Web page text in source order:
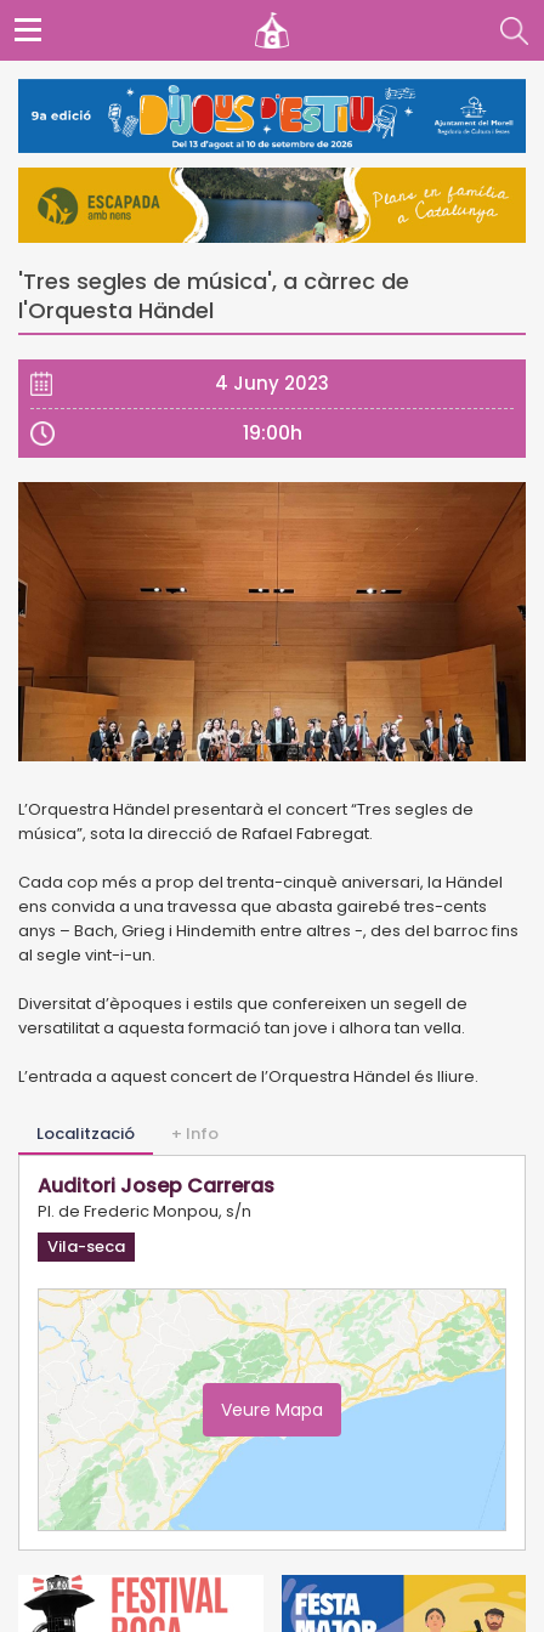
'Tres segles de música', a càrrec de
l'Orquesta Händel
4 Juny 2023
19:00h
L’Orquestra Händel presentarà el concert “Tres segles de
música”, sota la direcció de Rafael Fabregat.
Cada cop més a prop del trenta-cinquè aniversari, la Händel
ens convida a una travessa que abasta gairebé tres-cents
anys – Bach, Grieg i Hindemith entre altres -, des del barroc fins
al segle vint-i-un.
Diversitat d’èpoques i estils que confereixen un segell de
versatilitat a aquesta formació tan jove i alhora tan vella.
L’entrada a aquest concert de l’Orquestra Händel és lliure.
Localització + Info
Auditori Josep Carreras
Pl. de Frederic Monpou, s/n
Vila-seca
Veure Mapa